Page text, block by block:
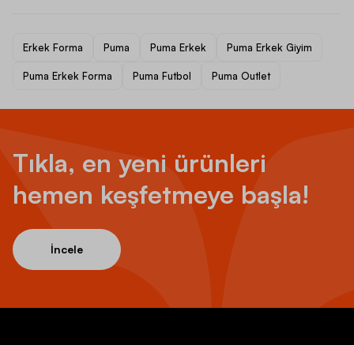
Erkek Forma Puma Puma Erkek Puma Erkek Giyim
Puma Erkek Forma Puma Futbol Puma Outlet
Tıkla, en yeni ürünleri
hemen keşfetmeye başla!
İncele